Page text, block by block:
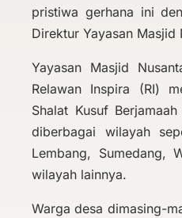
pristiwa gerhana ini
Direktur Yayasan Masjid
Yayasan Masjid
Relawan Inspira (RI)
Shalat Kusuf
diberbagai wilayah
Lembang, Sumedang,
wilayah lainnya.
Warga desa dimasing-